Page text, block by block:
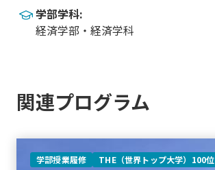
学部学科:
経済学部・経済学科
関連プログラム
学部授業履修 THE（世界トップ大学）100位